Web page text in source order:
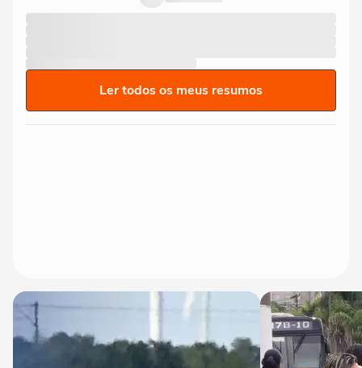
Ler todos os meus resumos